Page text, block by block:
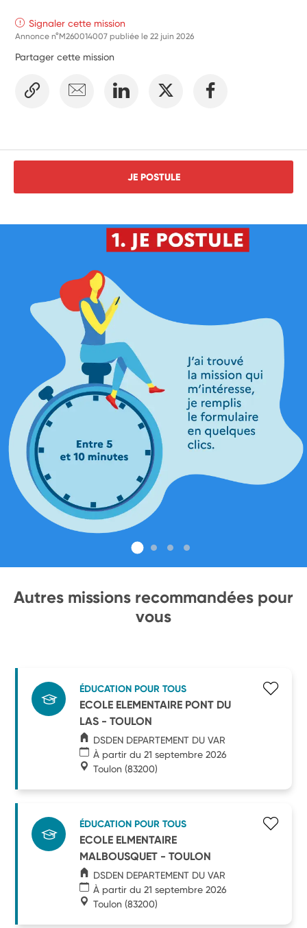
Signaler cette mission
Annonce n°M260014007 publiée le22 juin 2026
Partager cette mission
JE POSTULE
Autres missions recommandées pour
vous
ÉDUCATION POUR TOUS
ECOLE ELEMENTAIRE PONT DU
LAS - TOULON
DSDEN DEPARTEMENT DU VAR
À partir du 21 septembre 2026
Toulon (83200)
ÉDUCATION POUR TOUS
ECOLE ELMENTAIRE
MALBOUSQUET - TOULON
DSDEN DEPARTEMENT DU VAR
À partir du 21 septembre 2026
Toulon (83200)